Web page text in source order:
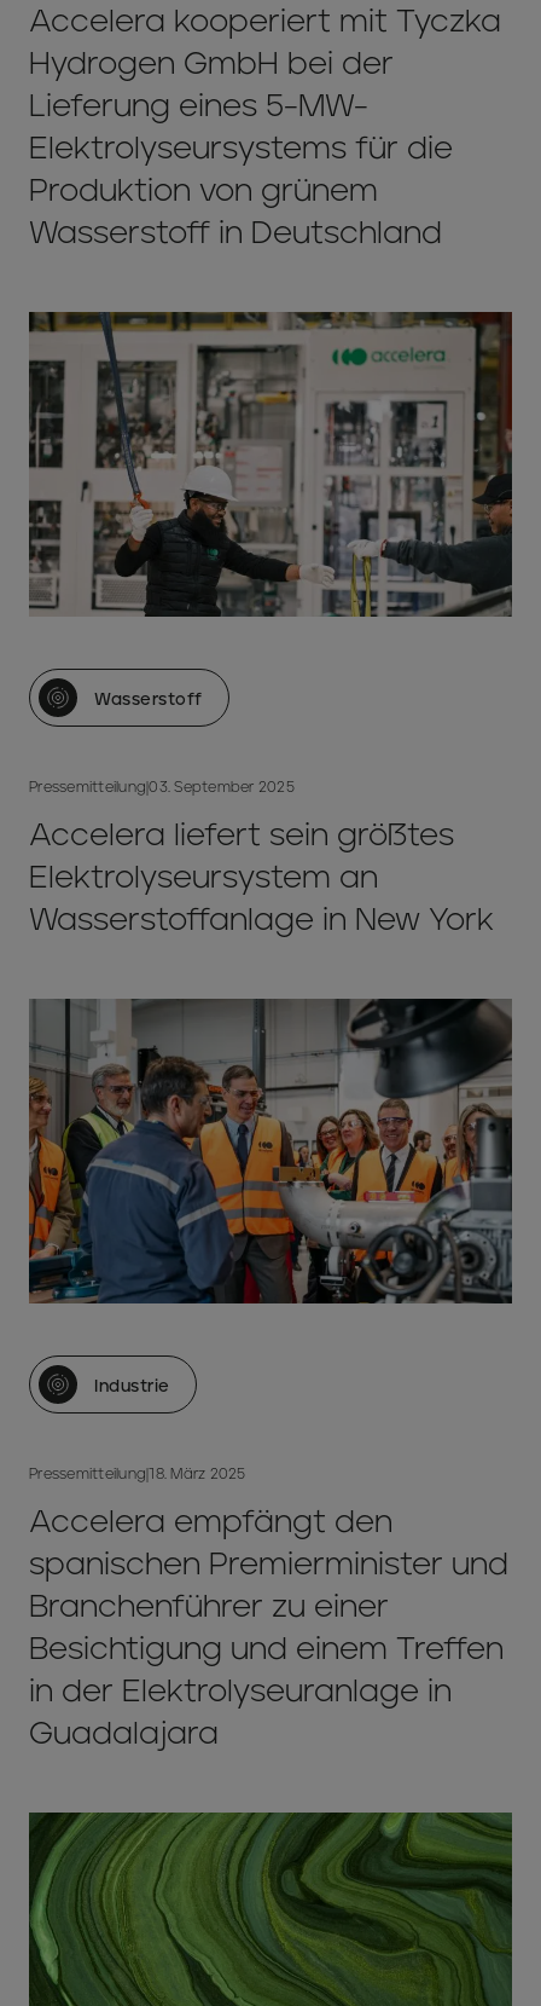
Accelera kooperiert mit Tyczka
Hydrogen GmbH bei der
Lieferung eines 5-MW-
Elektrolyseursystems für die
Produktion von grünem
Wasserstoff in Deutschland
Wasserstoff
Pressemitteilung|03. September 2025
Accelera liefert sein größtes
Elektrolyseursystem an
Wasserstoffanlage in New York
Industrie
Pressemitteilung|18. März 2025
Accelera empfängt den
spanischen Premierminister und
Branchenführer zu einer
Besichtigung und einem Treffen
in der Elektrolyseuranlage in
Guadalajara